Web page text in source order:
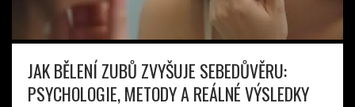
JAK BĚLENÍ ZUBŮ ZVYŠUJE SEBEDŮVĚRU:
PSYCHOLOGIE, METODY A REÁLNÉ VÝSLEDKY